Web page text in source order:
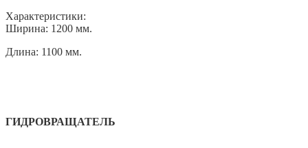
Характеристики:
Ширина: 1200 мм.
Длина: 1100 мм.
ГИДРОВРАЩАТЕЛЬ